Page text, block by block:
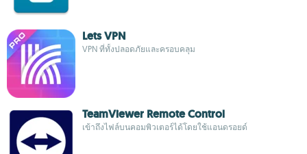
Lets VPN
VPN ที่ทั้งปลอดภัยและครอบคลุม
TeamViewer Remote Control
เข้าถึงไฟล์บนคอมพิวเตอร์ได้โดยใช้แอนดรอยด์